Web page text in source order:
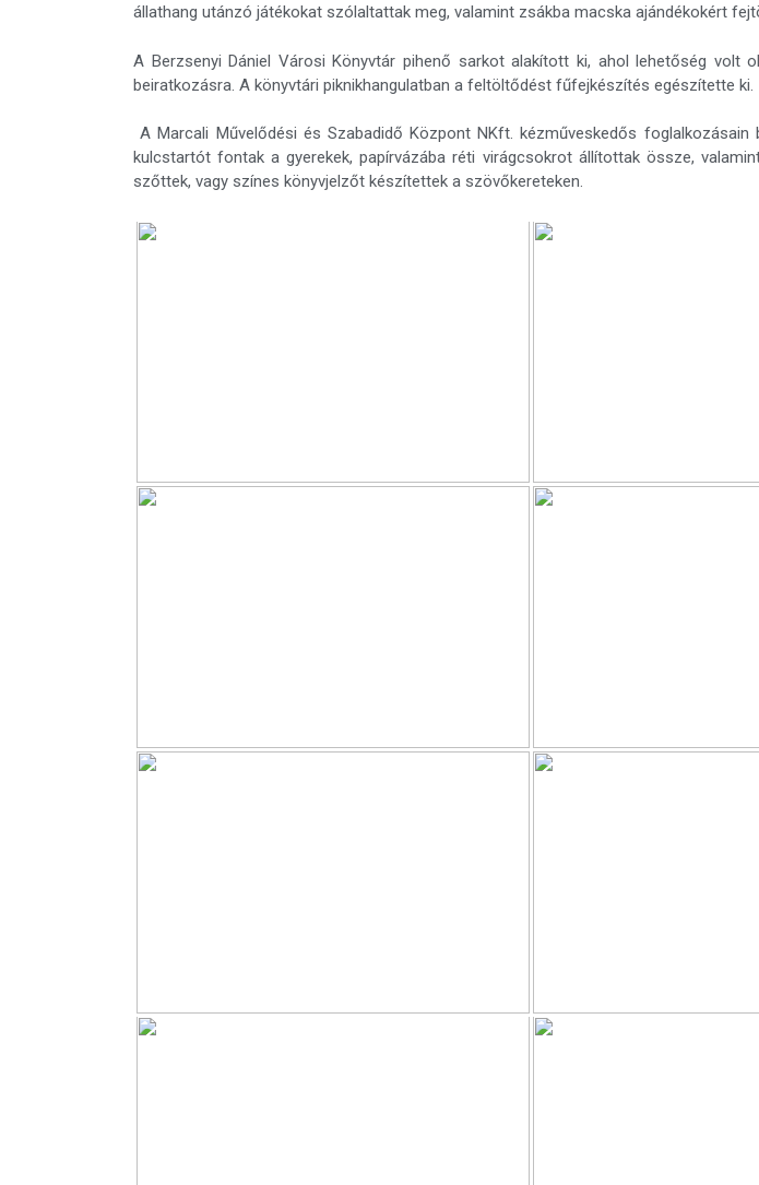
állathang utánzó játékokat szólaltattak meg, valamint zsákba macska ajándékokért
A Berzsenyi Dániel Városi Könyvtár pihenő sarkot alakított ki, ahol lehetőség volt
beiratkozásra. A könyvtári piknikhangulatban a feltöltődést fűfejkészítés egészítette ki.
A Marcali Művelődési és Szabadidő Központ NKft. kézműveskedős foglalkozásain
kulcstartót fontak a gyerekek, papírvázába réti virágcsokrot állítottak össze,
szőttek, vagy színes könyvjelzőt készítettek a szövőkereteken.